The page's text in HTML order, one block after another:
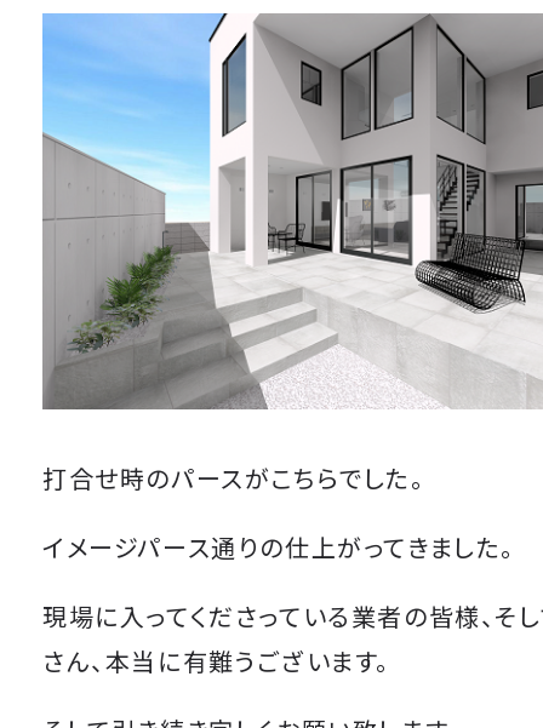
打合せ時のパースがこちらでした。
イメージパース通りの仕上がってきました。
現場に入ってくださっている業者の皆様、そ
さん、本当に有難うございます。